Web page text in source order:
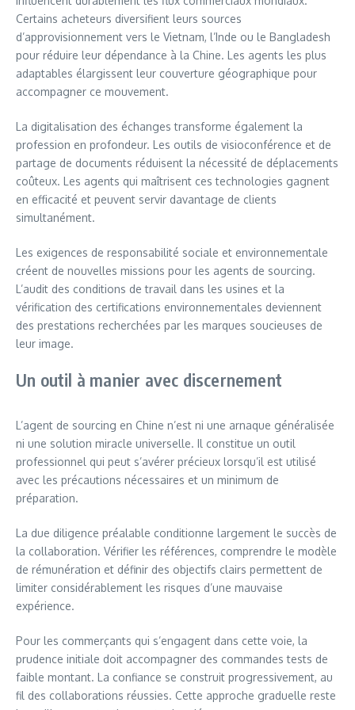
Certains acheteurs diversifient leurs sources
d’approvisionnement vers le Vietnam, l’Inde ou le Bangladesh
pour réduire leur dépendance à la Chine. Les agents les plus
adaptables élargissent leur couverture géographique pour
accompagner ce mouvement.
La digitalisation des échanges transforme également la
profession en profondeur. Les outils de visioconférence et de
partage de documents réduisent la nécessité de déplacements
coûteux. Les agents qui maîtrisent ces technologies gagnent
en efficacité et peuvent servir davantage de clients
simultanément.
Les exigences de responsabilité sociale et environnementale
créent de nouvelles missions pour les agents de sourcing.
L’audit des conditions de travail dans les usines et la
vérification des certifications environnementales deviennent
des prestations recherchées par les marques soucieuses de
leur image.
Un outil à manier avec discernement
L’agent de sourcing en Chine n’est ni une arnaque généralisée
ni une solution miracle universelle. Il constitue un outil
professionnel qui peut s’avérer précieux lorsqu’il est utilisé
avec les précautions nécessaires et un minimum de
préparation.
La due diligence préalable conditionne largement le succès de
la collaboration. Vérifier les références, comprendre le modèle
de rémunération et définir des objectifs clairs permettent de
limiter considérablement les risques d’une mauvaise
expérience.
Pour les commerçants qui s’engagent dans cette voie, la
prudence initiale doit accompagner des commandes tests de
faible montant. La confiance se construit progressivement, au
fil des collaborations réussies. Cette approche graduelle reste